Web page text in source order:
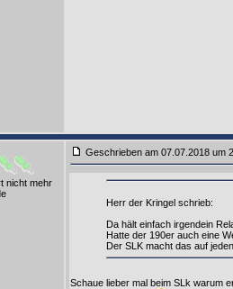
nicht mehr
Geschrieben am 07.07.2018 um
Herr der Kringel schrieb:
Da hält einfach irgendein
Hatte der 190er auch eine
Der SLK macht das auf
Schaue lieber mal beim SLk warum